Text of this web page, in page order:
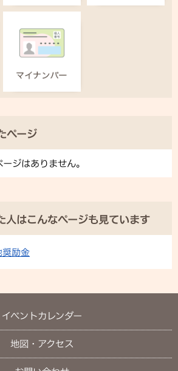
ページ
ジはありません。
人はこんなページも見ています
奨励金
イベントカレンダー
地図・アクセス